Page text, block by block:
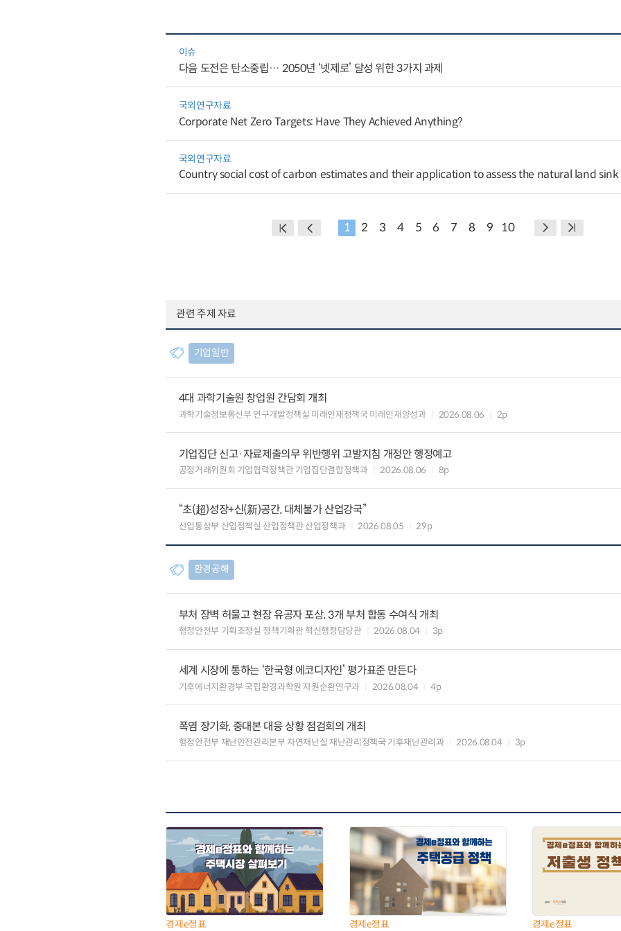
이슈
다음 도전은 탄소중립… 2050년 ‘넷제로’ 달성 위한 3가지 과제
국외연구자료
Corporate Net Zero Targets: Have They Achieved Anything?
국외연구자료
Country social cost of carbon estimates and their application to assess the natural land sink
1 2 3 4 5 6 7 8 9 10
관련 주제 자료
기업일반
4대 과학기술원 창업원 간담회 개최
과학기술정보통신부 연구개발정책실 미래인재정책국 미래인재양성과 2026.08.06 2p
기업집단 신고·자료제출의무 위반행위 고발지침 개정안 행정예고
공정거래위원회 기업협력정책관 기업집단결합정책과 2026.08.06 8p
“초(超)성장+신(新)공간, 대체불가 산업강국”
산업통상부 산업정책실 산업정책관 산업정책과 2026.08.05 29p
환경공해
부처 장벽 허물고 현장 유공자 포상, 3개 부처 합동 수여식 개최
행정안전부 기획조정실 정책기획관 혁신행정담당관 2026.08.04 3p
세계 시장에 통하는 ‘한국형 에코디자인’ 평가표준 만든다
기후에너지환경부 국립환경과학원 자원순환연구과 2026.08.04 4p
폭염 장기화, 중대본 대응 상황 점검회의 개최
행정안전부 재난안전관리본부 자연재난실 재난관리정책국 기후재난관리과 2026.08.04 3p
경제e정표 경제e정표 경제e정표